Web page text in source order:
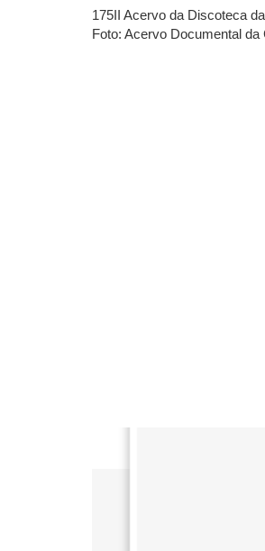
Acervo
da
175II Acervo da Discoteca
Foto: Acervo Documental da